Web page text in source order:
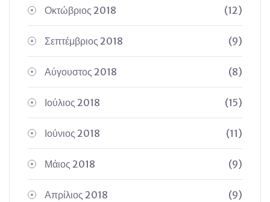
Οκτώβριος 2018 (12)
Σεπτέμβριος 2018 (9)
Αύγουστος 2018 (8)
Ιούλιος 2018 (15)
Ιούνιος 2018 (11)
Μάιος 2018 (9)
Απρίλιος 2018 (9)